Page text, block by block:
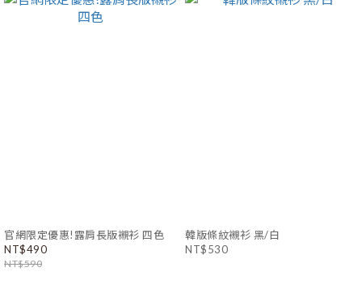
官網限定優惠!露肩長版襯衫 四色
NT$490
NT$590
韓版條紋襯衫 黑/白
NT$530